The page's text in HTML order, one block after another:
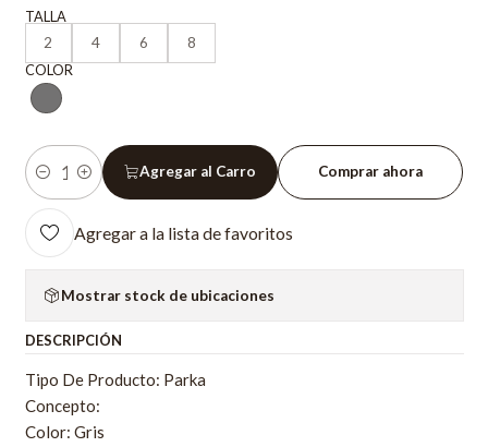
TALLA
2
4 6
8
COLOR
Cantidad
Agregar al Carro Comprar ahora
Agregar a la lista de favoritos
Mostrar stock de ubicaciones
DESCRIPCIÓN
Tipo De Producto: Parka
Concepto:
Color: Gris